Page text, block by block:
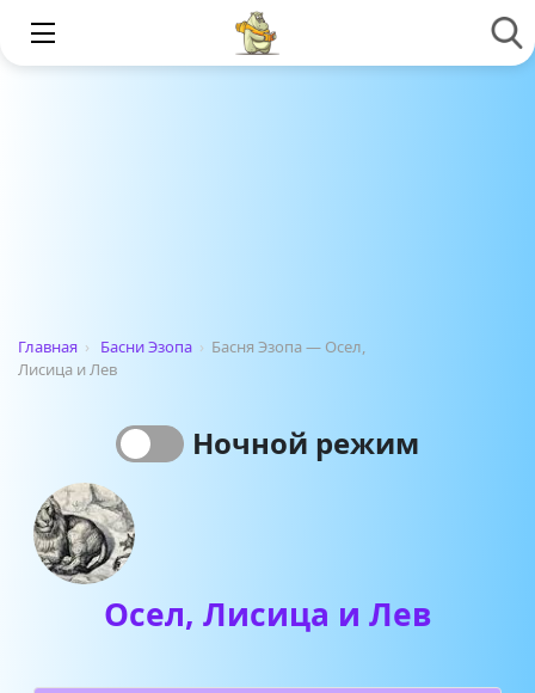
Главная › Басни Эзопа › Басня Эзопа — Осел,
Лисица и Лев
Ночной режим
Осел, Лисица и Лев